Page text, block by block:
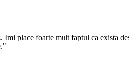
place foarte mult faptul ca exista
"